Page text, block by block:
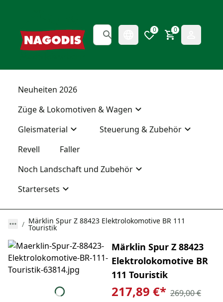
0 0
Neuheiten 2026
Züge & Lokomotiven & Wagen
Gleismaterial
Steuerung & Zubehör
Revell
Faller
Noch Landschaft und Zubehör
Startersets
Märklin Spur Z 88423 Elektrolokomotive BR 111
Touristik
Märklin Spur Z 88423
Elektrolokomotive BR
111 Touristik
217,89 €* 269,00 €